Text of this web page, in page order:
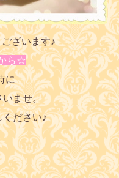
ざいます♪
ら☆
に
いませ。
ください♪